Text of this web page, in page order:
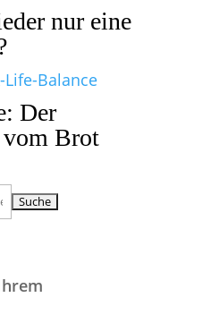
nur eine
Der
Brot